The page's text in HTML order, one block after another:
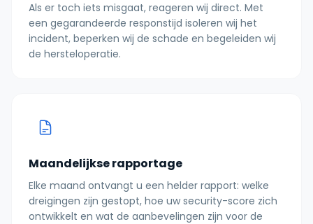
Als er toch iets misgaat, reageren wij direct. Met
een gegarandeerde responstijd isoleren wij het
incident, beperken wij de schade en begeleiden wij
de hersteloperatie.
Maandelijkse rapportage
Elke maand ontvangt u een helder rapport: welke
dreigingen zijn gestopt, hoe uw security-score zich
ontwikkelt en wat de aanbevelingen zijn voor de